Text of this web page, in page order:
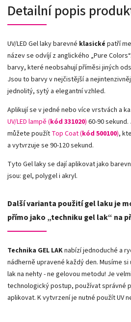
Detailní popis
UV/LED Gel laky barevné klasické patří
název se odvíjí z anglického „Pure Colors“
barvy, které neobsahují příměsi jiných
Jsou to barvy v nejčistější a
jednolitý, sytý a elegantní vzhled.
Aplikují se v jedné nebo více vrstvách a
UV/LED lampě (kód 331020) 60-90
můžete použít Top Coat (kód 500100),
a vytvrzuje se 90-120 sekund.
Tyto Gel laky se dají aplikovat jako
jsou: gel, polygel i akryl.
Další varianta použití gel laku je
přímo jako „techniku gel lak“ na
Technika GEL LAKnabízí jednoduché a
nádherně upravené každý den. Musíme
lak na nehty - ne gelovou metodu! Je
technologický postup, používat správné
aplikovat. K vytvrzení je nutné použít UV